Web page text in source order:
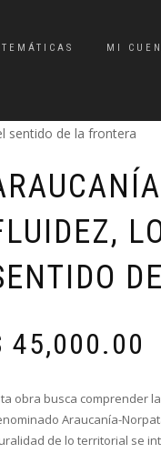
TEMÁTICAS MI
sentido de la frontera
45,000.00
obra busca comprender
Araucanía-
de lo territorial se